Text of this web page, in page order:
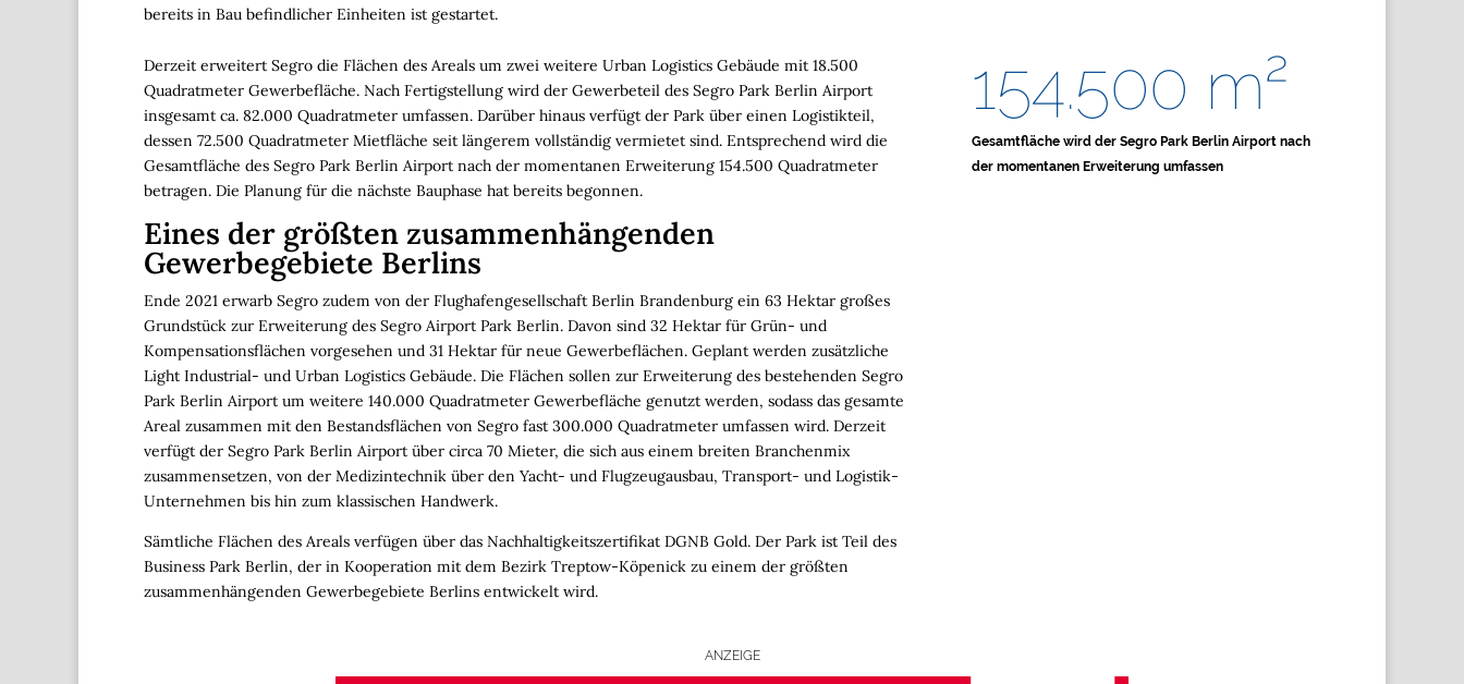
bereits in Bau befindlicher Einheiten ist gestartet.
Derzeit erweitert Segro die Flächen des Areals um zwei weitere Urban Logistics Gebäude mit 18.500
Quadratmeter Gewerbefläche. Nach Fertigstellung wird der Gewerbeteil des Segro Park Berlin Airport
insgesamt ca. 82.000 Quadratmeter umfassen. Darüber hinaus verfügt der Park über einen Logistikteil,
dessen 72.500 Quadratmeter Mietfläche seit längerem vollständig vermietet sind. Entsprechend wird die
Gesamtfläche des Segro Park Berlin Airport nach der momentanen Erweiterung 154.500 Quadratmeter
betragen. Die Planung für die nächste Bauphase hat bereits begonnen.
Eines der größten zusammenhängenden
Gewerbegebiete Berlins
Ende 2021 erwarb Segro zudem von der Flughafengesellschaft Berlin Brandenburg ein 63 Hektar großes
Grundstück zur Erweiterung des Segro Airport Park Berlin. Davon sind 32 Hektar für Grün- und
Kompensationsflächen vorgesehen und 31 Hektar für neue Gewerbeflächen. Geplant werden zusätzliche
Light Industrial- und Urban Logistics Gebäude. Die Flächen sollen zur Erweiterung des bestehenden Segro
Park Berlin Airport um weitere 140.000 Quadratmeter Gewerbefläche genutzt werden, sodass das gesamte
Areal zusammen mit den Bestandsflächen von Segro fast 300.000 Quadratmeter umfassen wird. Derzeit
verfügt der Segro Park Berlin Airport über circa 70 Mieter, die sich aus einem breiten Branchenmix
zusammensetzen, von der Medizintechnik über den Yacht- und Flugzeugausbau, Transport- und Logistik-
Unternehmen bis hin zum klassischen Handwerk.
Sämtliche Flächen des Areals verfügen über das Nachhaltigkeitszertifikat DGNB Gold. Der Park ist Teil des
Business Park Berlin, der in Kooperation mit dem Bezirk Treptow-Köpenick zu einem der größten
zusammenhängenden Gewerbegebiete Berlins entwickelt wird.
154.500 m²
Gesamtfläche wird der Segro Park Berlin Airport nach
der momentanen Erweiterung umfassen
ANZEIGE